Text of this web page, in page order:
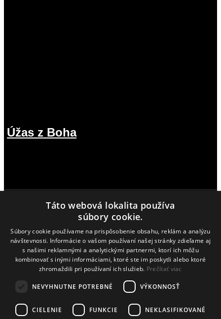
Úžas z Boha
MÔŽEŠ NÁS PODPORIŤ
IBAN SK87 1100 0000 0026 2876 8778
Táto webová lokalita používa
súbory cookie.
Súbory cookie používame na prispôsobenie obsahu, reklám a analýzu
návštevnosti. Informácie o vašom používaní našej stránky zdieľame aj
s našimi reklamnými a analytickými partnermi, ktorí ich môžu
kombinovať s inými informáciami, ktoré ste im poskytli alebo ktoré
zhromaždili pri používaní ich služieb. Prečítať viac
NEVYHNUTNE POTREBNÉ VÝKONNOSŤ
CIELENIE FUNKCIE NEKLASIFIKOVANÉ